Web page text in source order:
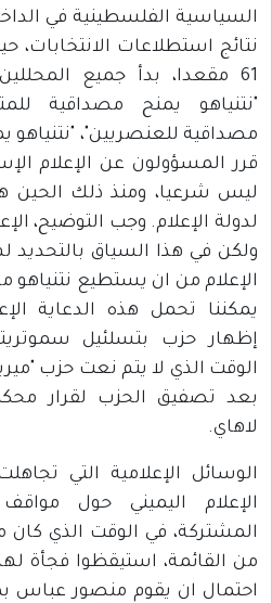
السياسية الفلسطينية في
نتائج استطلاعات الانتخابات،
61 مقعدا، بدأ جميع
"نتنياهو يمنح مصداقية
مصداقية للعنصريين"، "نتنياهو
قرر المسؤولون عن الإعلام
ليس شرعيا، ومنذ ذلك الحين
لدولة الإعلام. وجب التوضيح،
ولكن في هذا السياق
الإعلام من ان يستطيع نتنياهو
يمكننا تحمل هذه الدعاية
إظهار حزب بتسلئيل
الوقت الذي لا يتم نعت حزب
بعد تصفيق الحزب لقرار
لاهاي.
الوسائل الإعلامية التي
الإعلام اليميني حول
المشتركة، في الوقت الذي
من القائمة، استيقظوا فجأة
احتمال ان يقوم منصور عباس